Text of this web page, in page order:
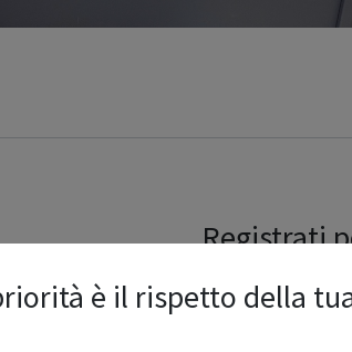
Registrati
è il rispetto della